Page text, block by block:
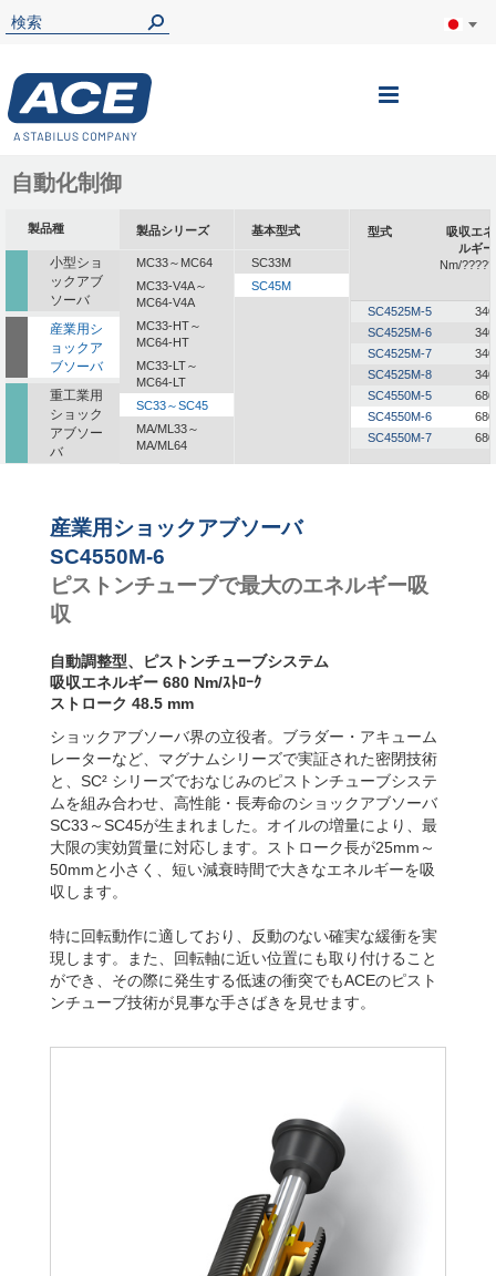
ナ
自動化制御
製品種
小型ショ
ックアブ
ソーバ
産業用シ
ョックア
ブソーバ
重工業用
ショック
アブソー
バ
製品シリーズ
MC33～MC64
MC33-V4A～
MC64-V4A
MC33-HT～
MC64-HT
MC33-LT～
MC64-LT
SC33～SC45
MA/ML33～
MA/ML64
基本型式
SC33M
SC45M
型式
吸収エネ
ルギー
Nm/?????
SC4525M-5
340
SC4525M-6
340
SC4525M-7
340
SC4525M-8
340
SC4550M-5
680
SC4550M-6
680
SC4550M-7
680
産業用ショックアブソーバ
SC4550M-6
ピストンチューブで最大のエネルギー吸
収
自動調整型、ピストンチューブシステム
吸収エネルギー 680 Nm/ｽﾄﾛｰｸ
ストローク 48.5 mm
ショックアブソーバ界の立役者。ブラダー・アキューム
レーターなど、マグナムシリーズで実証された密閉技術
と、SC² シリーズでおなじみのピストンチューブシステ
ムを組み合わせ、高性能・長寿命のショックアブソーバ
SC33～SC45が生まれました。オイルの増量により、最
大限の実効質量に対応します。ストローク長が25mm～
50mmと小さく、短い減衰時間で大きなエネルギーを吸
収します。
特に回転動作に適しており、反動のない確実な緩衝を実
現します。また、回転軸に近い位置にも取り付けること
ができ、その際に発生する低速の衝突でもACEのピスト
ンチューブ技術が見事な手さばきを見せます。